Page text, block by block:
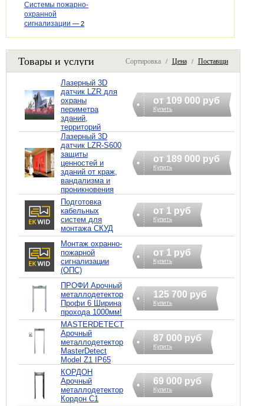
Системы пожарно-
охранной
сигнализации — 2
Товары и услуги Сортировка / Цена/ Поставщик
Лазерный 3D
датчик LZR для
охраны
периметра
зданий,
территорий
от 109 000 руб
Купить
Лазерный 3D
датчик LZR-S600
защиты
ценностей и
зданий от краж,
вандализма и
проникновения
от 189 000 руб
Купить
Подготовка
кабельных
систем для
монтажа СКУД
от 1 руб
Купить
Монтаж охранно-
пожарной
сигнализации
(ОПС)
от 1 руб
Купить
ПРОФИ Арочный
металлодетектор
Профи 6 Ширина
прохода 1000мм!
125 700 руб
Купить
MASTERDETECT
Арочный
металлодетектор
MasterDetect
Model Z1 IP65
87 000 руб
Купить
КОРДОН
Арочный
металлодетектор
Кордон С1
69 000 руб
Купить